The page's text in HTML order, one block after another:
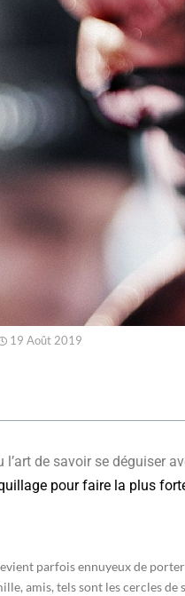
19 Août 2019
l’art de savoir se déguiser
pour faire la plus
parfois ennuyeux de
amis, tels sont les cercles